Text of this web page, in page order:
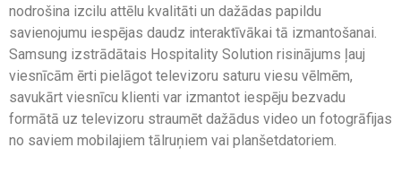
nodrošina izcilu attēlu kvalitāti un dažādas papildu
savienojumu iespējas daudz interaktīvākai tā izmantošanai.
Samsung izstrādātais Hospitality Solution risinājums ļauj
viesnīcām ērti pielāgot televizoru saturu viesu vēlmēm,
savukārt viesnīcu klienti var izmantot iespēju bezvadu
formātā uz televizoru straumēt dažādus video un fotogrāfijas
no saviem mobilajiem tālruņiem vai planšetdatoriem.